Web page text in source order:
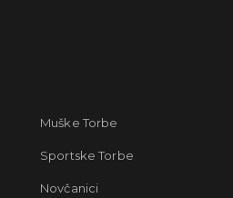
Muške Torbe
Sportske Torbe
Novčanici